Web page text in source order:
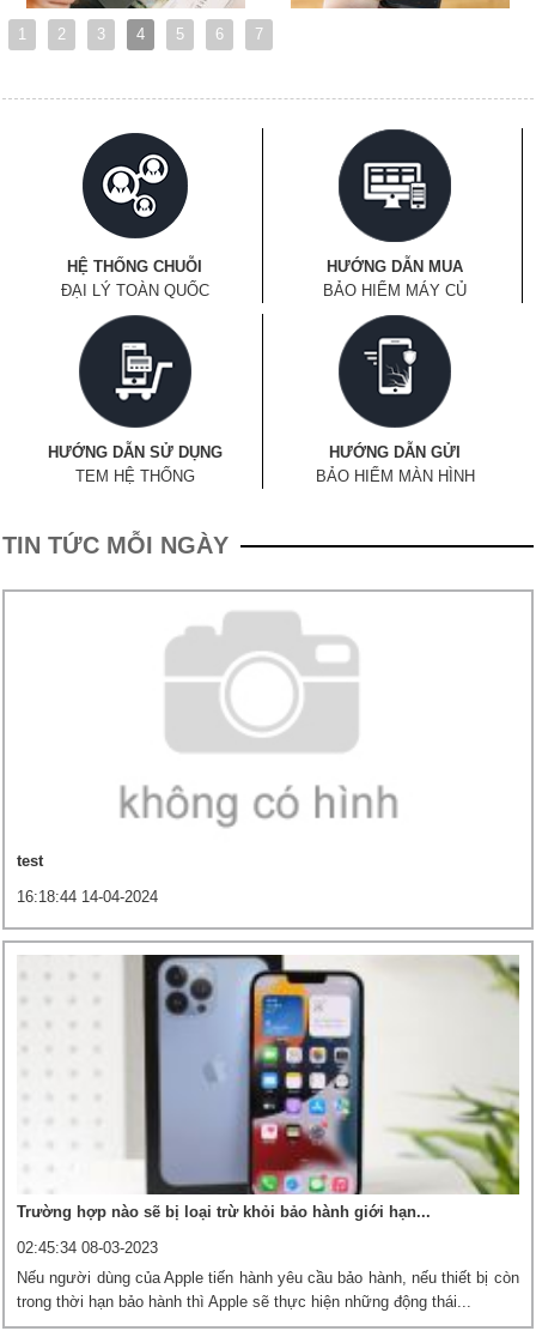
1 2 3 4 5 6 7
HỆ THỐNG CHUỖI
ĐẠI LÝ TOÀN QUỐC
HƯỚNG DẪN MUA
BẢO HIỂM MÁY CỦ
HƯỚNG DẪN SỬ DỤNG
TEM HỆ THỐNG
HƯỚNG DẪN GỬI
BẢO HIỂM MÀN HÌNH
TIN TỨC MỖI NGÀY
test
16:18:44 14-04-2024
Trường hợp nào sẽ bị loại trừ khỏi bảo hành giới hạn...
02:45:34 08-03-2023
Nếu người dùng của Apple tiến hành yêu cầu bảo hành, nếu thiết bị còn
trong thời hạn bảo hành thì Apple sẽ thực hiện những động thái...